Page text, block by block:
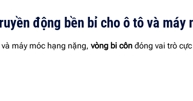
động bền bỉ cho ô tô và máy
máy móc hạng nặng, vòng bi côn đóng vai trò